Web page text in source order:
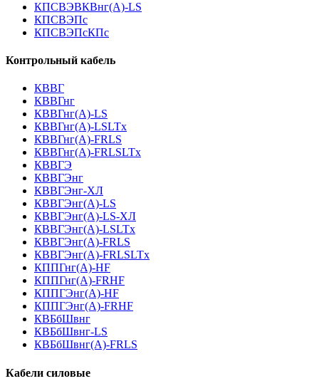
КПСВЭВКВнг(А)-LS
КПСВЭПс
КПСВЭПсКПс
Контрольный кабель
КВВГ
КВВГнг
КВВГнг(А)-LS
КВВГнг(А)-LSLTx
КВВГнг(А)-FRLS
КВВГнг(А)-FRLSLTx
КВВГЭ
КВВГЭнг
КВВГЭнг-ХЛ
КВВГЭнг(А)-LS
КВВГЭнг(А)-LS-ХЛ
КВВГЭнг(А)-LSLTx
КВВГЭнг(А)-FRLS
КВВГЭнг(А)-FRLSLTx
КППГнг(А)-HF
КППГнг(А)-FRHF
КППГЭнг(А)-HF
КППГЭнг(А)-FRHF
КВБбШвнг
КВБбШвнг-LS
КВБбШвнг(А)-FRLS
Кабели силовые